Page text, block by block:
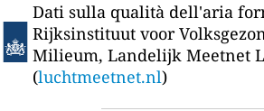
Dati sulla qualità dell'aria
Rijksinstituut voor
Milieum, Landelijk Meetnet
(luchtmeetnet.nl)